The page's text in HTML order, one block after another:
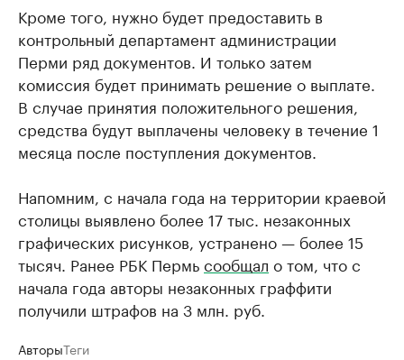
Кроме того, нужно будет предоставить в
контрольный департамент администрации
Перми ряд документов. И только затем
комиссия будет принимать решение о выплате.
В случае принятия положительного решения,
средства будут выплачены человеку в течение 1
месяца после поступления документов.
Напомним, с начала года на территории краевой
столицы выявлено более 17 тыс. незаконных
графических рисунков, устранено — более 15
тысяч. Ранее РБК Пермьсообщал о том, что с
начала года авторы незаконных граффити
получили штрафов на 3 млн. руб.
АвторыТеги